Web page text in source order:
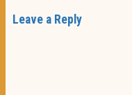
Leave a Reply